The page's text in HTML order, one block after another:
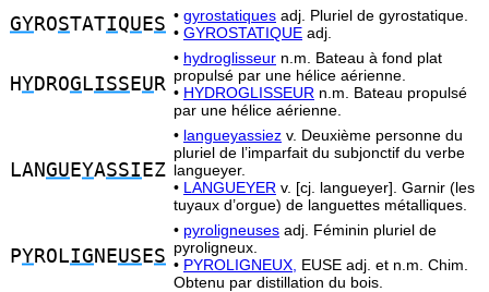
GYROSTATIQU ES • gyrostatiques adj. Pluriel de gyrostatique.
• GYROSTATIQUE adj.
HYDROG LISS EU R
• hydroglisseur n.m. Bateau à fond plat
propulsé par une hélice aérienne.
• HYDROGLISSEUR n.m. Bateau propulsé
par une hélice aérienne.
LANGU EYASSI EZ
• langueyassiez v. Deuxième personne du
pluriel de l’imparfait du subjonctif du verbe
langueyer.
• LANGUEYER v. [cj. langueyer]. Garnir (les
tuyaux d’orgue) de languettes métalliques.
PYROLIG NEUS ES
• pyroligneuses adj. Féminin pluriel de
pyroligneux.
• PYROLIGNEUX, EUSE adj. et n.m. Chim.
Obtenu par distillation du bois.